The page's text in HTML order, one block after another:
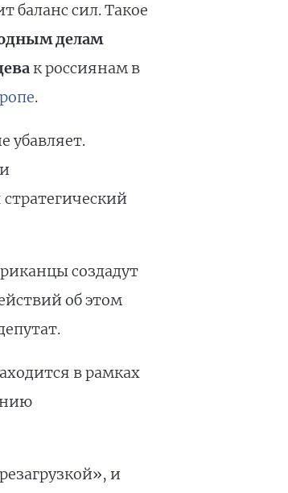
баланс сил. Такое
делам
к россиянам в
.
убавляет.
создадут
об этом
в рамках
и